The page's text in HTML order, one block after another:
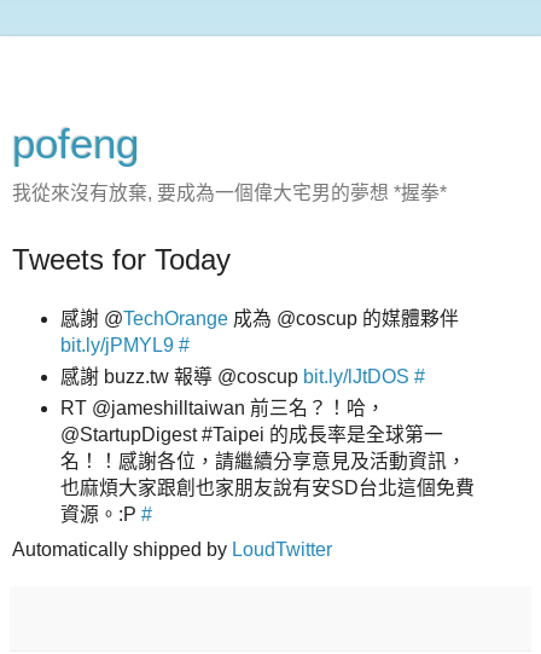
pofeng
我從來沒有放棄, 要成為一個偉大宅男的夢想 *握拳*
Tweets for Today
感謝 @TechOrange成為 @coscup 的媒體夥伴
bit.ly/jPMYL9 #
感謝 buzz.tw 報導 @coscup bit.ly/lJtDOS #
RT @jameshilltaiwan 前三名？！哈，
@StartupDigest #Taipei 的成長率是全球第一
名！！感謝各位，請繼續分享意見及活動資訊，
也麻煩大家跟創也家朋友說有安SD台北這個免費
資源。:P #
Automatically shipped by LoudTwitter